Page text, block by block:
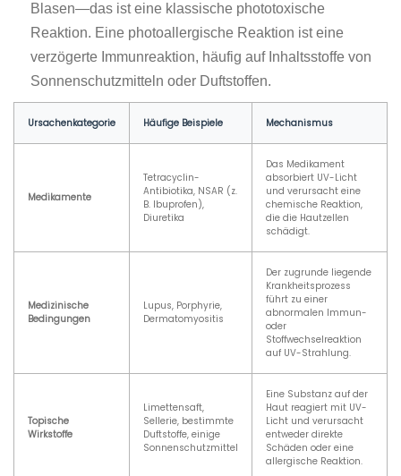
Blasen—das ist eine klassische phototoxische
Reaktion. Eine photoallergische Reaktion ist eine
verzögerte Immunreaktion, häufig auf Inhaltsstoffe von
Sonnenschutzmitteln oder Duftstoffen.
Ursachenkategorie Häufige Beispiele Mechanismus
Medikamente
Tetracyclin-
Antibiotika, NSAR (z.
B. Ibuprofen),
Diuretika
Das Medikament
absorbiert UV-Licht
und verursacht eine
chemische Reaktion,
die die Hautzellen
schädigt.
Medizinische
Bedingungen
Lupus, Porphyrie,
Dermatomyositis
Der zugrunde liegende
Krankheitsprozess
führt zu einer
abnormalen Immun-
oder
Stoffwechselreaktion
auf UV-Strahlung.
Topische
Wirkstoffe
Limettensaft,
Sellerie, bestimmte
Duftstoffe, einige
Sonnenschutzmittel
Eine Substanz auf der
Haut reagiert mit UV-
Licht und verursacht
entweder direkte
Schäden oder eine
allergische Reaktion.